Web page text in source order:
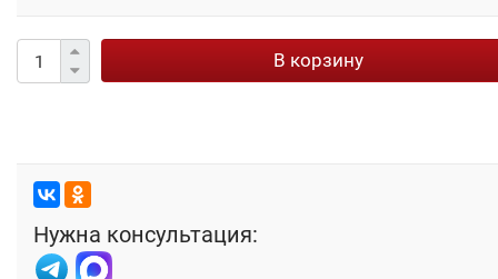
В корзину
Нужна консультация: